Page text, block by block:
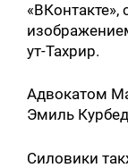
ут-Тахрир.
Адвокатом
Эмиль
Силовики